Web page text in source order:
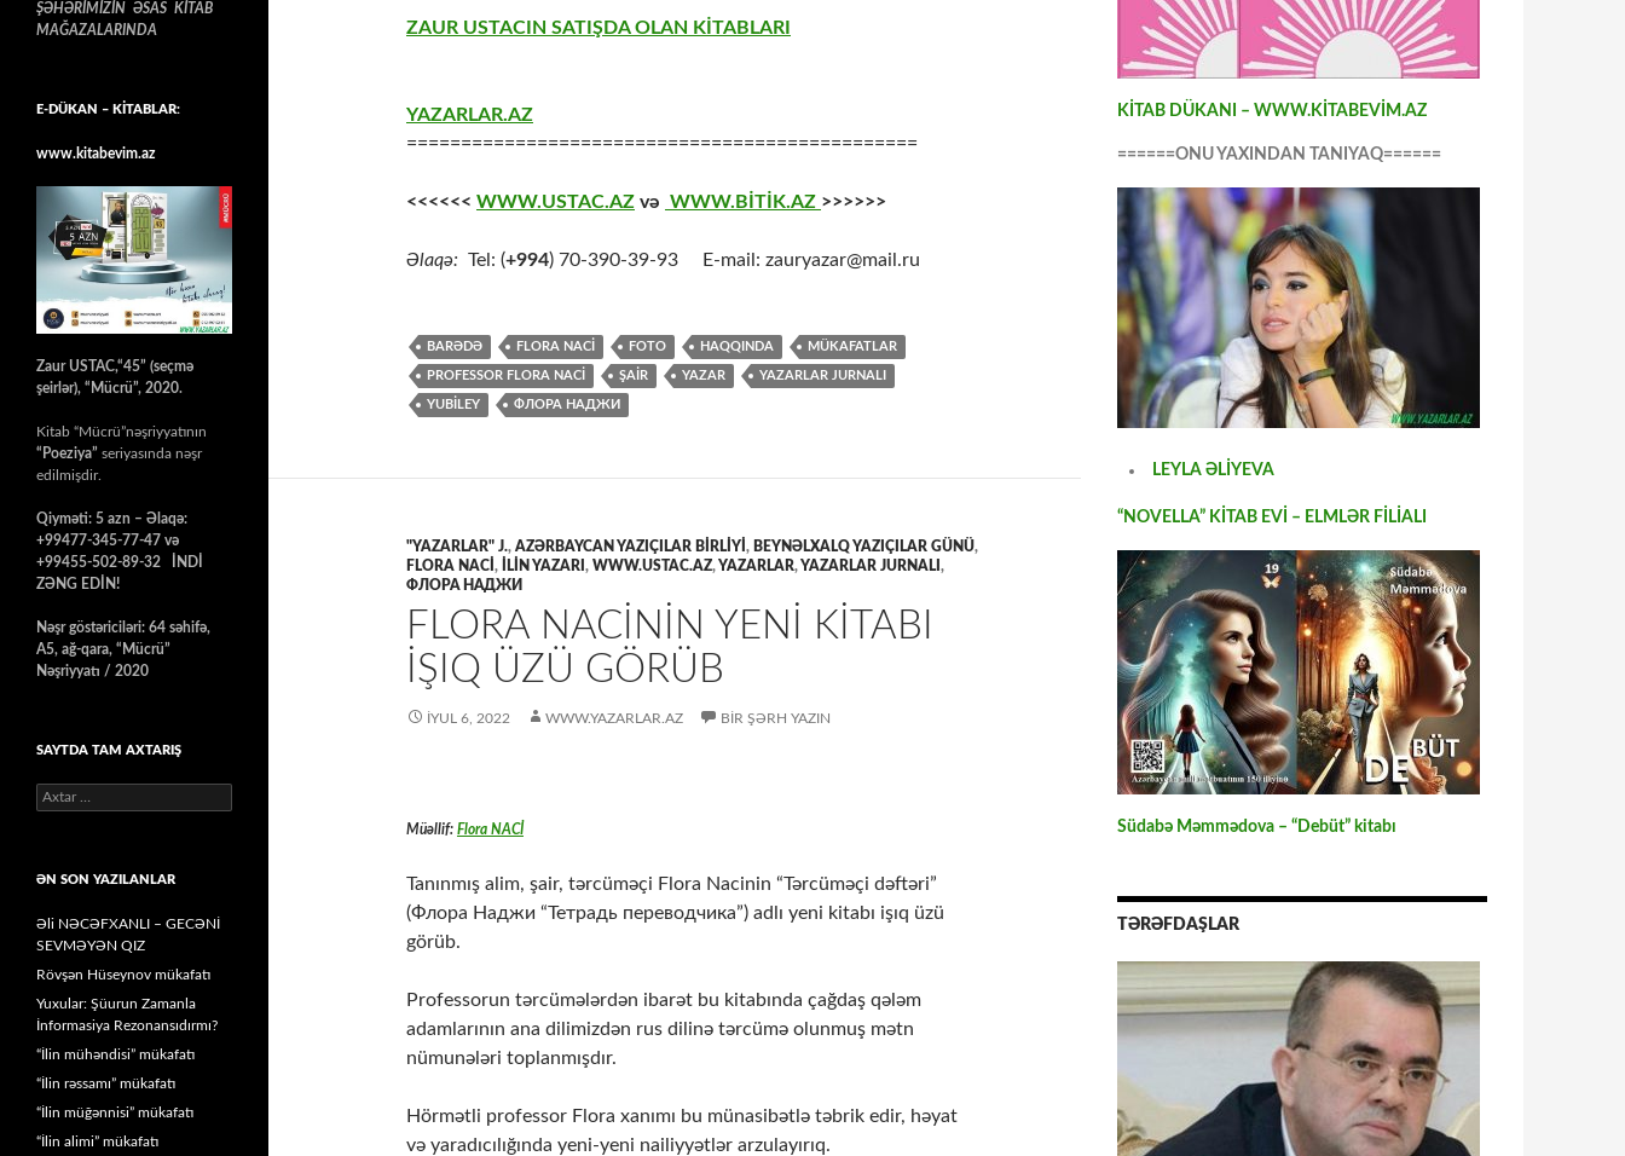
ZAUR USTACIN SATIŞDA OLAN KİTABLARI
YAZARLAR.AZ
===============================================
<<<<<< WWW.USTAC.AZ və WWW.BİTİK.AZ >>>>>>
Əlaqə: Tel: (+994) 70-390-39-93 E-mail: zauryazar@mail.ru
BARƏDƏ FLORA NACİ FOTO HAQQINDA MÜKAFATLAR
PROFESSOR FLORA NACİ ŞAİR YAZAR YAZARLAR JURNALI
YUBİLEY ФЛОРА НАДЖИ
"YAZARLAR" J., AZƏRBAYCAN YAZIÇILAR BIRLIYI , BEYNƏLXALQ YAZIÇILAR GÜNÜ,
FLORA NACİ , İLİN YAZARI , WWW.USTAC.AZ,YAZARLAR,YAZARLAR JURNALI ,
ФЛОРА НАДЖИ
FLORA NACİNİN YENİ KİTABI
İŞIQ ÜZÜ GÖRÜB
İYUL 6, 2022 WWW.YAZARLAR.AZ BIR ŞƏRH YAZIN
Müəllif: Flora NACİ
Tanınmış alim, şair, tərcüməçi Flora Nacinin “Tərcüməçi dəftəri”
(Флора Наджи “Тетрадь переводчика”) adlı yeni kitabı işıq üzü
görüb.
Professorun tərcümələrdən ibarət bu kitabında çağdaş qələm
adamlarının ana dilimizdən rus dilinə tərcümə olunmuş mətn
nümunələri toplanmışdır.
Hörmətli professor Flora xanımı bu münasibətlə təbrik edir, həyat
və yaradıcılığında yeni-yeni nailiyyətlər arzulayırıq.
KİTAB DÜKANI – WWW.KİTABEVİM.AZ
======ONU YAXINDAN TANIYAQ======
LEYLA ƏLİYEVA
“NOVELLA” KİTAB EVİ – ELMLƏR FİLİALI
Südabə Məmmədova – “Debüt” kitabı
TƏRƏFDAŞLAR
ŞƏHƏRİMİZİN ƏSAS KİTAB
MAĞAZALARINDA
E-DÜKAN – KİTABLAR:
www.kitabevim.az
Zaur USTAC,“45” (seçmə
şeirlər), “Mücrü”, 2020.
Kitab “Mücrü”nəşriyyatının
“Poeziya” seriyasında nəşr
edilmişdir.
Qiyməti: 5 azn – Əlaqə:
+99477-345-77-47 və
+99455-502-89-32 İNDİ
ZƏNG EDİN!
Nəşr göstəriciləri: 64 səhifə,
A5, ağ-qara, “Mücrü”
Nəşriyyatı / 2020
SAYTDA TAM AXTARIŞ
Axtarış:
ƏN SON YAZILANLAR
Əli NƏCƏFXANLI – GECƏNİ
SEVMƏYƏN QIZ
Rövşən Hüseynov mükafatı
Yuxular: Şüurun Zamanla
İnformasiya Rezonansıdırmı?
“İlin mühəndisi” mükafatı
“İlin rəssamı” mükafatı
“İlin müğənnisi” mükafatı
“İlin alimi” mükafatı